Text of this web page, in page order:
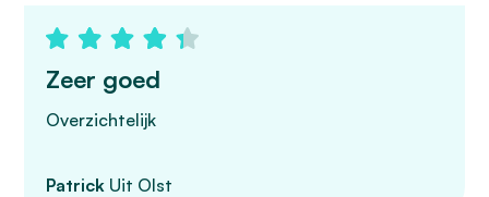
Zeer goed
Overzichtelijk
Patrick Uit Olst